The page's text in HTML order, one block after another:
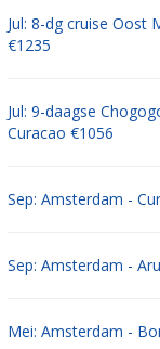
Jul: 8-dg cruise Oost
€1235
Jul: 9-daagse
Curacao €1056
Sep: Amsterdam -
Sep: Amsterdam -
Mei: Amsterdam -